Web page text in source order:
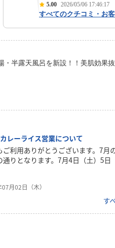
5.00 2026/05/06 17:46:17
すべてのクチコミ・お
半露天風呂を新設！！美肌効果
レーライス営業について
ご利用ありがとうございます。7月
通りとなります。7月4日（土）5日
はお休みとなります。大人500円・
00～21：00（LO 20：30）サラ
月02日（木）
す